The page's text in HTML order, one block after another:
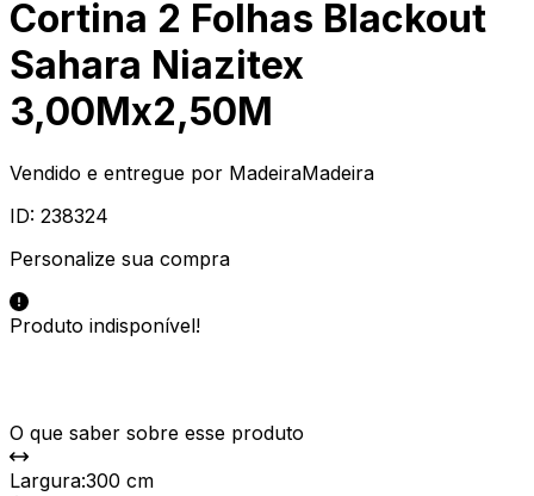
Cortina 2 Folhas Blackout
Sahara Niazitex
3,00Mx2,50M
Vendido e entregue por MadeiraMadeira
ID: 238324
Personalize sua compra
Produto indisponível!
O que saber sobre esse produto
Largura:300 cm